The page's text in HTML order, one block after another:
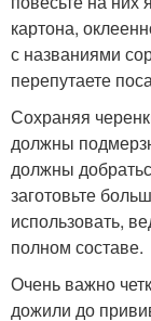
картона,
с названиями
перепутаете
Сохраняя
должны
должны
заготовьте
использовать,
полном составе.
Очень важно
дожили до